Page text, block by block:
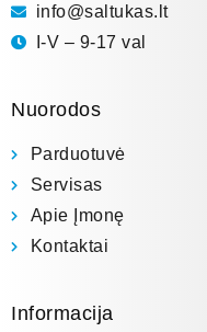
info@saltukas.lt
I-V – 9-17 val
Nuorodos
Parduotuvė
Servisas
Apie Įmonę
Kontaktai
Informacija